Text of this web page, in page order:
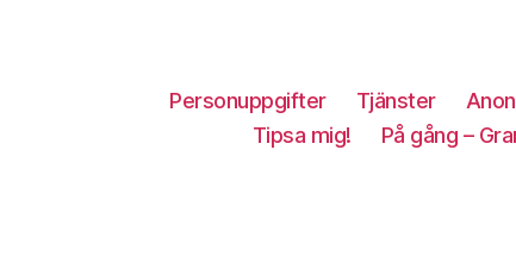
Personuppgifter Tjänster
Tipsa mig!
På gång –